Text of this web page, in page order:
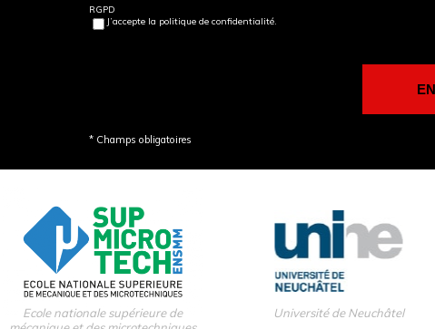
RGPD
J’accepte la politique de confidentialité.
* Champs obligatoires
Ecole nationale supérieure de
Université de Neuchâtel